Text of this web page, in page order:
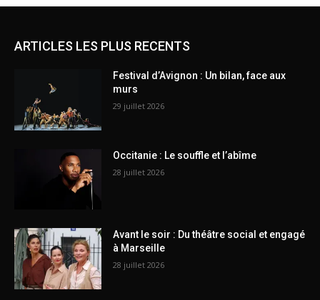
ARTICLES LES PLUS RECENTS
Festival d’Avignon : Un bilan, face aux
murs
29 juillet 2026
Occitanie : Le souffle et l’abîme
28 juillet 2026
Avant le soir : Du théâtre social et engagé
à Marseille
28 juillet 2026